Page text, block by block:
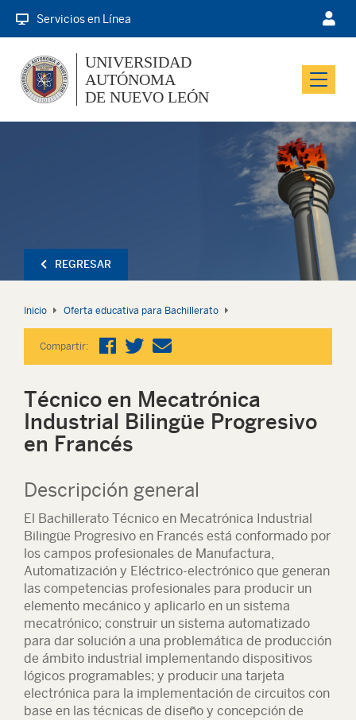
Servicios en Línea
Menu
UNIVERSIDAD
AUTÓNOMA
DE NUEVO LEÓN
REGRESAR
Inicio Oferta educativa para Bachillerato
Compartir:
Técnico en Mecatrónica
Industrial Bilingüe Progresivo
en Francés
Descripción general
El Bachillerato Técnico en Mecatrónica Industrial
Bilingüe Progresivo en Francés está conformado por
los campos profesionales de Manufactura,
Automatización y Eléctrico-electrónico que generan
las competencias profesionales para producir un
elemento mecánico y aplicarlo en un sistema
mecatrónico; construir un sistema automatizado
para dar solución a una problemática de producción
de ámbito industrial implementando dispositivos
lógicos programables; y producir una tarjeta
electrónica para la implementación de circuitos con
base en las técnicas de diseño y concepción de